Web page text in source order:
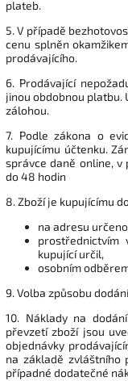
plateb.
5. V případě
cenu splněn
prodávajícího.
6. Prodávající
jinou obdobnou platbu.
zálohou.
7. Podle zákona o
kupujícímu účtenku.
správce daně online, v
do 48 hodin
8. Zboží je kupujícímu
na adresu
prostřednictvím
kupující určil,
osobním
9.Volba způsobu
10. Náklady na
převzetí zboží jsou
objednávky
na základě zvláštního
případné dodatečné